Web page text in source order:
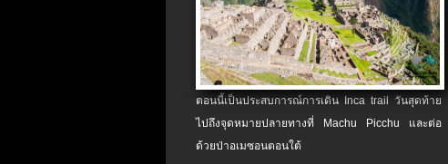
ตอนนี้เป็นประสบการณ์การเดิน Inca trail วันสุดท้าย
ไปถึงจุดหมายปลายทางที่ Machu Picchu และต่อ
ด้วยป่าอเมซอนตอนใต้